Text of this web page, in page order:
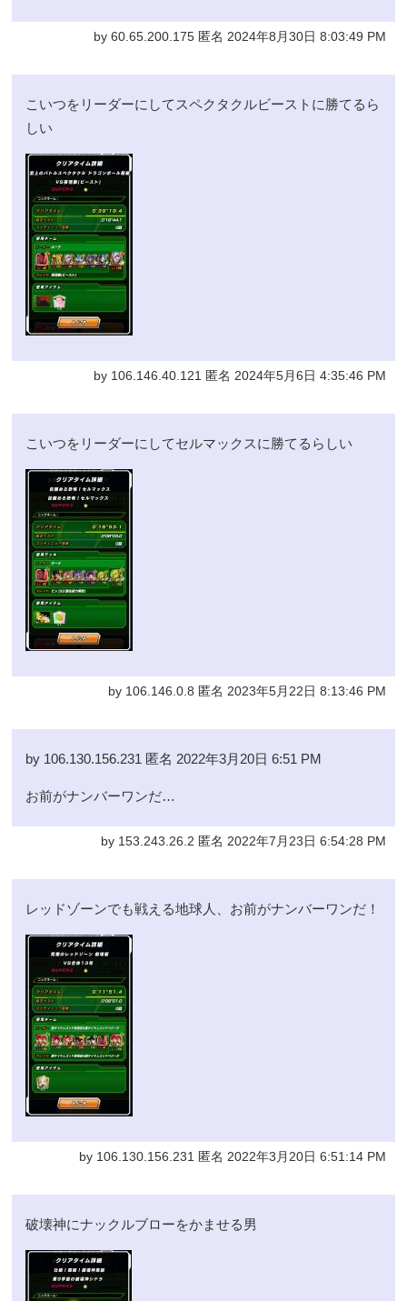
by 60.65.200.175 匿名 2024年8月30日 8:03:49 PM
こいつをリーダーにしてスペクタクルビーストに勝てるら
しい
by 106.146.40.121 匿名 2024年5月6日 4:35:46 PM
こいつをリーダーにしてセルマックスに勝てるらしい
by 106.146.0.8 匿名 2023年5月22日 8:13:46 PM
by 106.130.156.231 匿名 2022年3月20日 6:51 PM
お前がナンバーワンだ…
by 153.243.26.2 匿名 2022年7月23日 6:54:28 PM
レッドゾーンでも戦える地球人、お前がナンバーワンだ！
by 106.130.156.231 匿名 2022年3月20日 6:51:14 PM
破壊神にナックルブローをかませる男